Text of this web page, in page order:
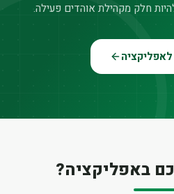
חלק מקהילת אוהדים פעילה.
באפליקציה?